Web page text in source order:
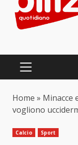
PRIMARY
Home » Minacce
vogliono
Calcio Sport